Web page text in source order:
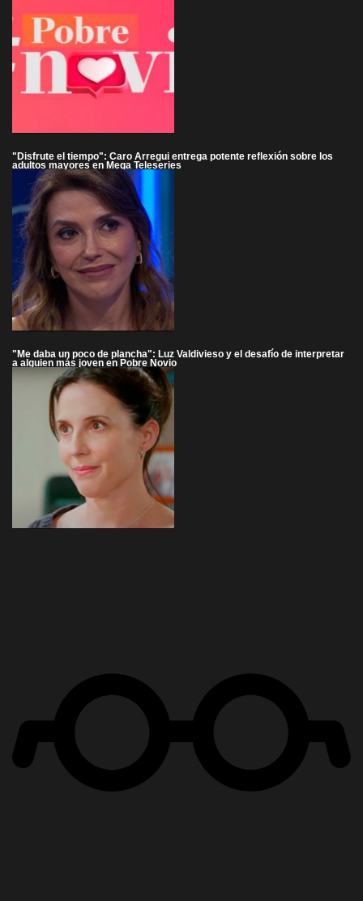
"Disfrute el tiempo": Caro Arregui entrega potente reflexión sobre los
adultos mayores en Mega Teleseries
"Me daba un poco de plancha": Luz Valdivieso y el desafío de interpretar
a alguien más joven en Pobre Novio